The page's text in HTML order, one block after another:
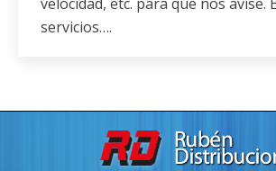
servicios….